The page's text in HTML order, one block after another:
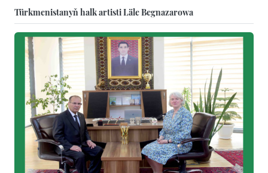
Türkmenistanyň halk artisti Läle Begnazarowa